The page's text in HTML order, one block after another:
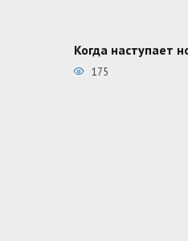
Когда наступает
175